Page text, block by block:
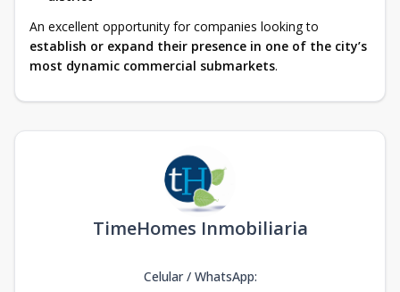
An excellent opportunity for companies looking to
establish or expand their presence in one of the city’s
most dynamic commercial submarkets.
TimeHomes Inmobiliaria
Celular / WhatsApp: